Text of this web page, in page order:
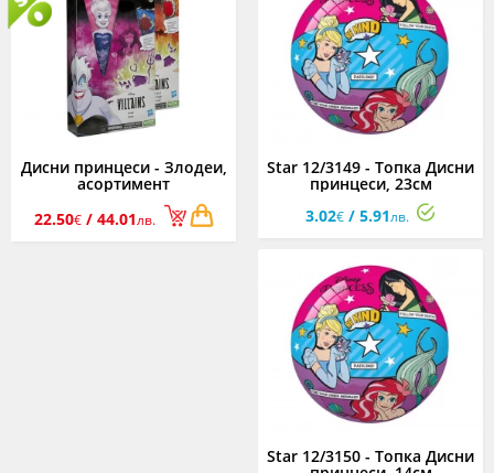
Дисни принцеси - Злодеи,
асортимент
22.50€/ 44.01лв.
Star 12/3149 - Топка Дисни
принцеси, 23см
3.02€ / 5.91лв.
Star 12/3150 - Топка Дисни